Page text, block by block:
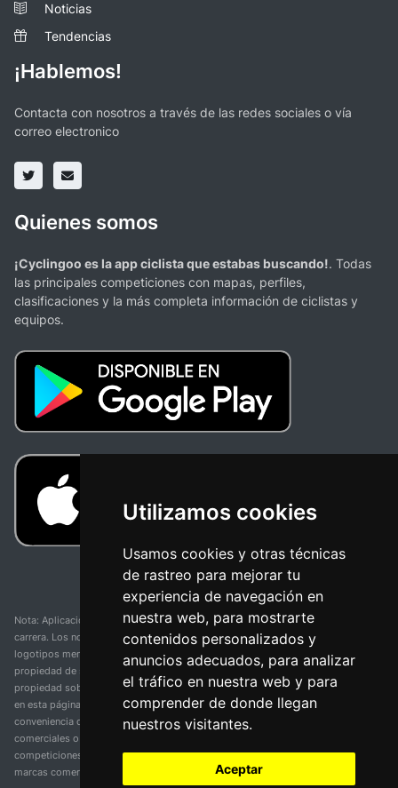
Utilizamos cookies
Usamos cookies y otras técnicas
de rastreo para mejorar tu
experiencia de navegación en
nuestra web, para mostrarte
contenidos personalizados y
anuncios adecuados, para analizar
el tráfico en nuestra web y para
comprender de donde llegan
nuestros visitantes.
Aceptar
Noticias
Tendencias
¡Hablemos!
Contacta con nosotros a través de las redes sociales o vía
correo electronico
Quienes somos
¡Cyclingoo es la app ciclista que estabas buscando!. Todas
las principales competiciones con mapas, perfiles,
clasificaciones y la más completa información de ciclistas y
equipos.
Nota: Aplicación y web no oficial y no relacionada con ninguna organización o
carrera. Los nombres de equipos, competiciones, marcas comerciales y
logotipos mencionados en esta página de resultados de ciclismo son
propiedad de sus respectivos dueños. No tenemos afiliación, patrocinio ni
propiedad sobre estas marcas comerciales. Toda la información proporcionada
en esta página se presenta únicamente con fines informativos y para la
conveniencia de nuestros usuarios. Cualquier uso de nombres, marcas
comerciales o logotipos tiene el único propósito de identificar equipos y
competiciones y no implica asociación o respaldo. Todos los derechos de las
marcas comerciales mencionadas aquí pertenecen a sus propietarios legítimos.